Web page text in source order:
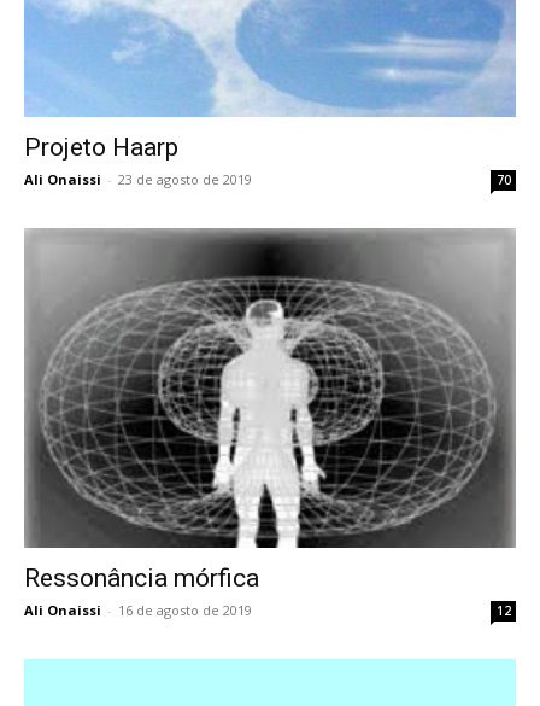
Projeto Haarp
Ali Onaissi - 23 de agosto de 2019 70
Ressonância mórfica
Ali Onaissi - 16 de agosto de 2019 12